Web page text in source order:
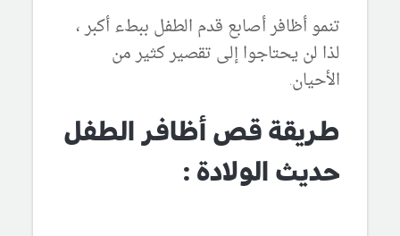
تنمو أظافر أصابع قدم الطفل ببطء أكبر ،
لذا لن يحتاجوا إلى تقصير كثير من
الأحيان.
طريقة قص أظافر الطفل
حديث الولادة :